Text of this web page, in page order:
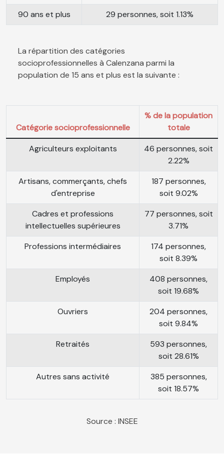
90 ans et plus
29 personnes, soit 1.13%
La répartition des catégories
socioprofessionnelles à Calenzana parmi la
population de 15 ans et plus est la suivante :
Catégorie socioprofessionnelle
% de la population
totale
Agriculteurs exploitants
46 personnes, soit
2.22%
Artisans, commerçants, chefs
d'entreprise
187 personnes,
soit 9.02%
Cadres et professions
intellectuelles supérieures
77 personnes, soit
3.71%
Professions intermédiaires
174 personnes,
soit 8.39%
Employés
408 personnes,
soit 19.68%
Ouvriers
204 personnes,
soit 9.84%
Retraités
593 personnes,
soit 28.61%
Autres sans activité
385 personnes,
soit 18.57%
Source : INSEE